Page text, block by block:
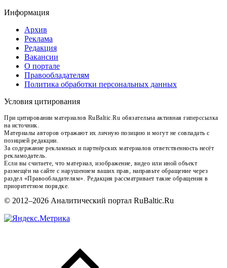
Информация
Архив
Реклама
Редакция
Вакансии
О портале
Правообладателям
Политика обработки персональных данных
Условия цитирования
При цитировании материалов RuBaltic.Ru обязательна активная гиперссылка
на источник.
Материалы авторов отражают их личную позицию и могут не совпадать с
позицией редакции.
За содержание рекламных и партнёрских материалов ответственность несёт
рекламодатель.
Если вы считаете, что материал, изображение, видео или иной объект
размещён на сайте с нарушением ваших прав, направьте обращение через
раздел «Правообладателям». Редакция рассматривает такие обращения в
приоритетном порядке.
© 2012–2026 Аналитический портал RuBaltic.Ru